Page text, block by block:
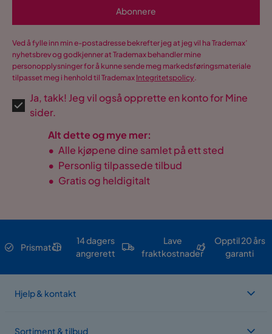
Abonnere
Ved å fylle inn min e-postadresse bekrefter jeg at jeg vil ha Trademax’
nyhetsbrev og godkjenner at Trademax behandler mine
personopplysninger for å kunne sende meg markedsføringsmateriale
tilpasset meg i henhold til Trademax Integritetspolicy.
Ja, takk! Jeg vil også opprette en konto for Mine
sider.
Alt dette og mye mer:
• Alle kjøpene dine samlet på ett sted
• Personlig tilpassede tilbud
• Gratis og heldigitalt
Prismatch
14 dagers
angrerett
Lave
fraktkostnader
Opptil 20 års
garanti
Hjelp & kontakt
Sortiment & tilbud